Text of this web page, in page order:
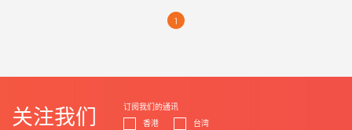
1
关注我们
订阅我们的通讯
香港
台湾